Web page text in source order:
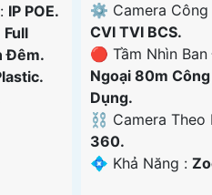
IP POE.
Full
Ðêm.
⚙ Camera Công
CVI TVI BCS.
🔴 Tầm Nhìn
Ngoại 80m
Dụng.
⛓ Camera Theo
360.
️💠 Khả Năng :